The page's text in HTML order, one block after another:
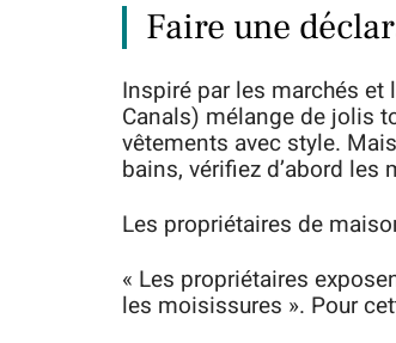
Faire une
Inspiré par les marchés et
Canals) mélange de jolis
vêtements avec style.
bains, vérifiez d’abord les
Les propriétaires de
« Les propriétaires
les moisissures ». Pour